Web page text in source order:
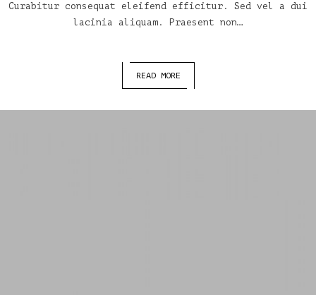
Curabitur consequat eleifend efficitur. Sed vel a dui
lacinia aliquam. Praesent non…
READ MORE